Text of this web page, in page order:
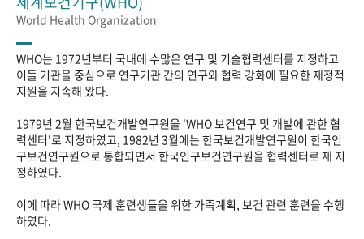
World Health Organization
WHO는 1972년부터 국내에 수많은 연구 및 기술협력센터를 지정하고
이들 기관을 중심으로 연구기관 간의 연구와 협력 강화에 필요한 재정적
지원을 지속해 왔다.
1979년 2월 한국보건개발연구원을 'WHO 보건연구 및 개발에 관한 협
력센터'로 지정하였고, 1982년 3월에는 한국보건개발연구원이 한국인
구보건연구원으로 통합되면서 한국인구보건연구원을 협력센터로 재 지
정하였다.
이에 따라 WHO 국제 훈련생들을 위한 가족계획, 보건 관련 훈련을 수행
하였다.